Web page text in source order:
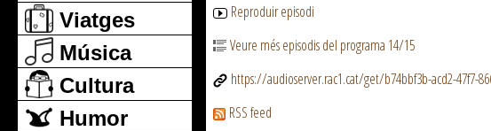
Viatges
Música
Cultura
Humor
Reproduir episodi
Veure més episodis del programa 14/15
https://audioserver.rac1.cat/get/b74bbf3b-acd2-47f7-
RSS feed